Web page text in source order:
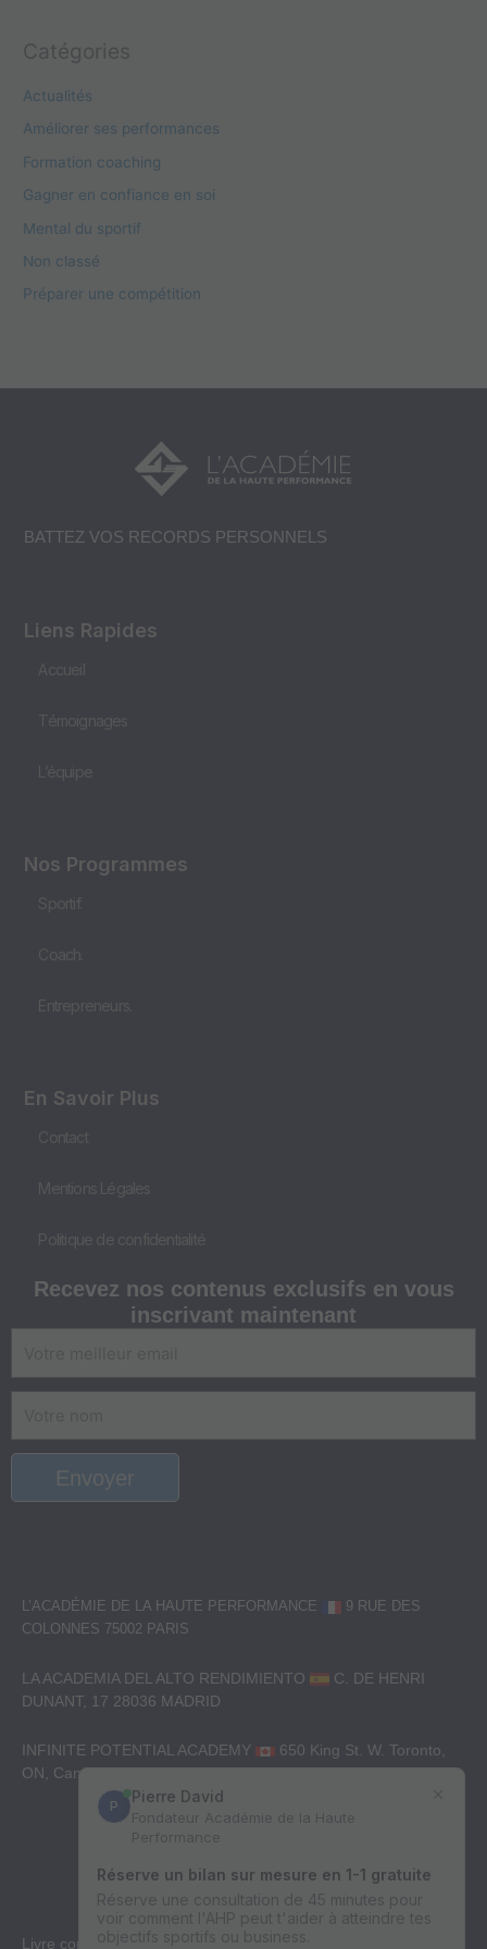
Catégories
Actualités
Améliorer ses performances
Formation coaching
Gagner en confiance en soi
Mental du sportif
Non classé
Préparer une compétition
BATTEZ VOS RECORDS PERSONNELS
Liens Rapides
Accueil
Témoignages
L’équipe
Nos Programmes
Sportif.
Coach.
Entrepreneurs.
En Savoir Plus
Contact
Mentions Légales
Politique de confidentialité
Recevez nos contenus exclusifs en vous
inscrivant maintenant
Envoyer
L’ACADÉMIE DE LA HAUTE PERFORMANCE
9 RUE DES
COLONNES 75002 PARIS
LA ACADEMIA DEL ALTO RENDIMIENTO
C. DE HENRI
DUNANT, 17 28036 MADRID
INFINITE POTENTIAL ACADEMY
650 King St. W. Toronto,
ON, Canada. M5V 0H7
+33(0)1 89 16 30 82
Nous contacter
Livre conseillé